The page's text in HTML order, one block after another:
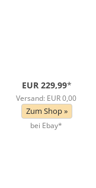
EUR 229,99*
Versand: EUR 0,00
Zum Shop »
bei Ebay*